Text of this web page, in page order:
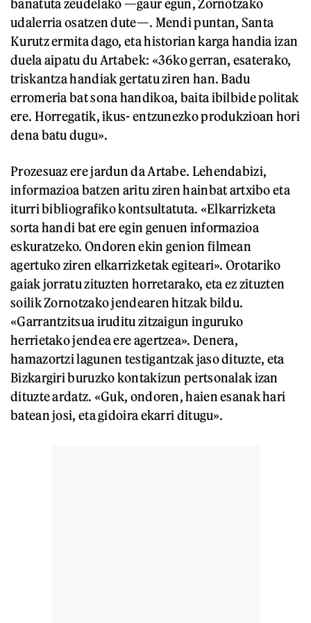
banatuta zeudelako —gaur egun, Zornotzako
udalerria osatzen dute—. Mendi puntan, Santa
Kurutz ermita dago, eta historian karga handia izan
duela aipatu du Artabek: «36ko gerran, esaterako,
triskantza handiak gertatu ziren han. Badu
erromeria bat sona handikoa, baita ibilbide politak
ere. Horregatik, ikus- entzunezko produkzioan hori
dena batu dugu».
Prozesuaz ere jardun da Artabe. Lehendabizi,
informazioa batzen aritu ziren hainbat artxibo eta
iturri bibliografiko kontsultatuta. «Elkarrizketa
sorta handi bat ere egin genuen informazioa
eskuratzeko. Ondoren ekin genion filmean
agertuko ziren elkarrizketak egiteari». Orotariko
gaiak jorratu zituzten horretarako, eta ez zituzten
soilik Zornotzako jendearen hitzak bildu.
«Garrantzitsua iruditu zitzaigun inguruko
herrietako jendea ere agertzea». Denera,
hamazortzi lagunen testigantzak jaso dituzte, eta
Bizkargiri buruzko kontakizun pertsonalak izan
dituzte ardatz. «Guk, ondoren, haien esanak hari
batean josi, eta gidoira ekarri ditugu».